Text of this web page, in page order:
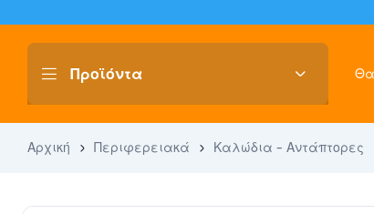
Θα
Αρχική Περιφερειακά Καλώδια - Αντάπτορες